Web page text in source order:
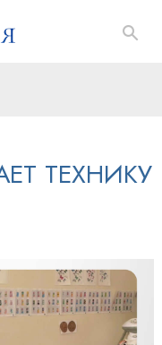
ТЕХНИКУ